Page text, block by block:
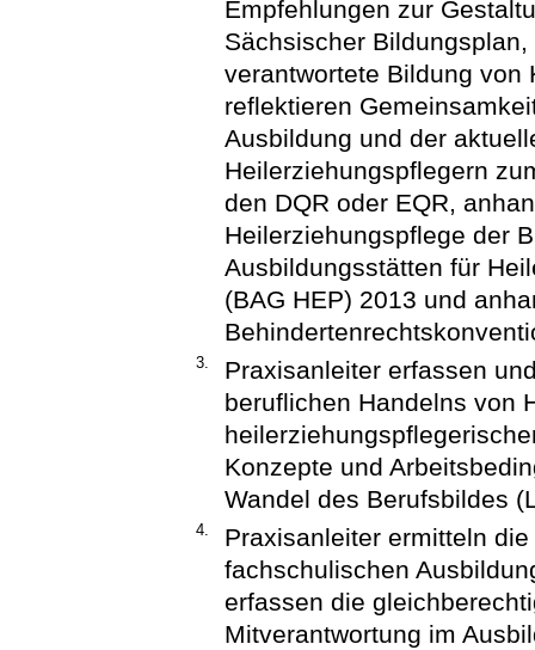
Empfehlungen zur
Sächsischer
verantwortete Bildung von
reflektieren
Ausbildung und der
Heilerziehungspflegern
den DQR oder EQR,
Heilerziehungspflege der
Ausbildungsstätten für
(BAG HEP) 2013 und
3.
Praxisanleiter erfassen
beruflichen Handelns von
Konzepte und
Wandel des Berufsbildes
4.
Praxisanleiter ermitteln
fachschulischen
erfassen die
Mitverantwortung im